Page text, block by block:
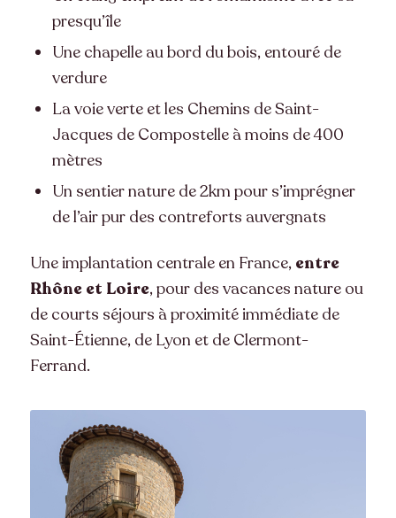
presqu’île
Une chapelle au bord du bois, entouré de
verdure
La voie verte et les Chemins de Saint-
Jacques de Compostelle à moins de 400
mètres
Un sentier nature de 2km pour s’imprégner
de l’air pur des contreforts auvergnats
Une implantation centrale en France, entre
Rhône et Loire, pour des vacances nature ou
de courts séjours à proximité immédiate de
Saint-Étienne, de Lyon et de Clermont-
Ferrand.